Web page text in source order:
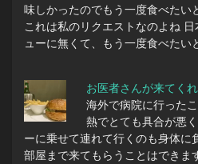
味しかったのでもう一度食べたい
これは私のリクエストなのよね
ューに無くて、もう一度食べたい
お医者さんが来てく
海外で病院に行った
熱でとても具合が悪
ーに乗せて連れて行くのも身体に
部屋まで来てもらうことはできま